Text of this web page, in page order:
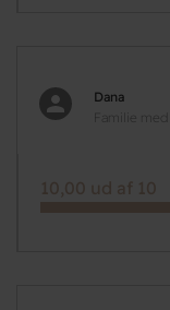
Dana
Familie med
10,00 ud af 10